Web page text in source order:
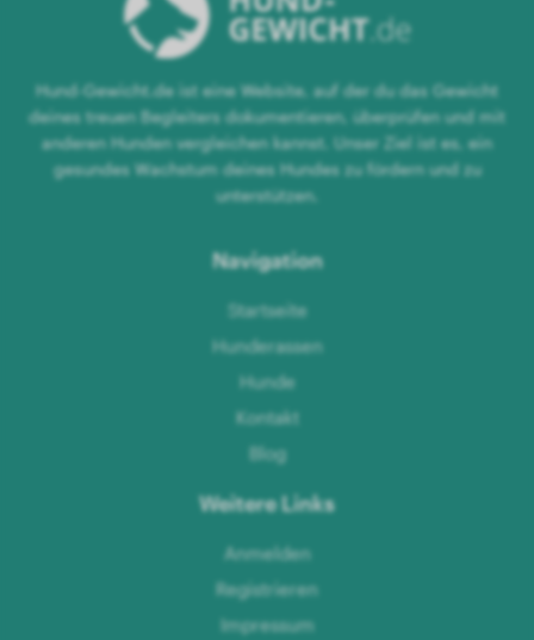
Hund-Gewicht.de ist eine Website, auf der du das Gewicht
deines treuen Begleiters dokumentieren, überprüfen und mit
anderen Hunden vergleichen kannst. Unser Ziel ist es, ein
gesundes Wachstum deines Hundes zu fördern und zu
unterstützen.
Navigation
Startseite
Hunderassen
Hunde
Kontakt
Blog
Weitere Links
Anmelden
Registrieren
Impressum